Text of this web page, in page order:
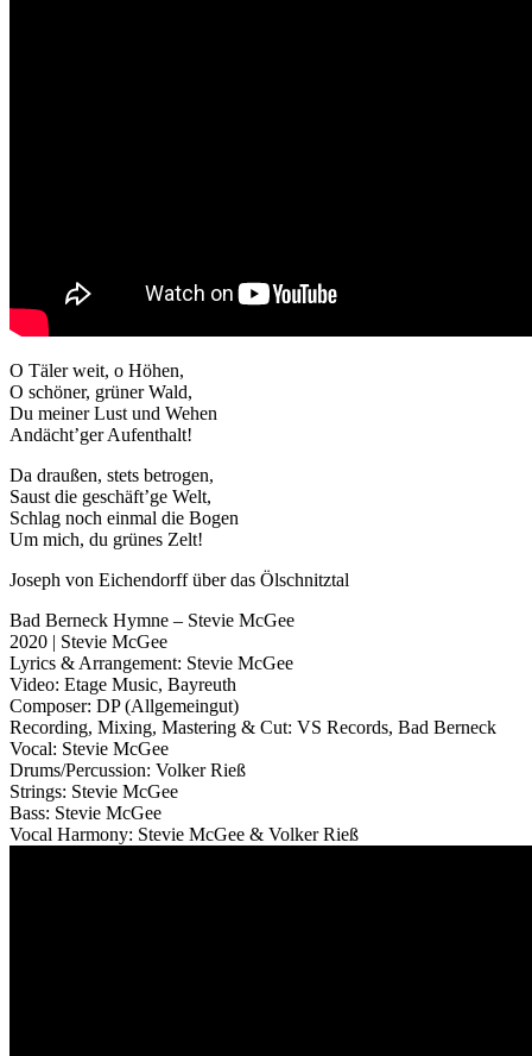
O Täler weit, o Höhen,
O schöner, grüner Wald,
Du meiner Lust und Wehen
Andächt’ger Aufenthalt!
Da draußen, stets betrogen,
Saust die geschäft’ge Welt,
Schlag noch einmal die Bogen
Um mich, du grünes Zelt!
Joseph von Eichendorff über das Ölschnitztal
Bad Berneck Hymne – Stevie McGee
2020 | Stevie McGee
Lyrics & Arrangement: Stevie McGee
Video: Etage Music, Bayreuth
Composer: DP (Allgemeingut)
Recording, Mixing, Mastering & Cut: VS Records, Bad Berneck
Vocal: Stevie McGee
Drums/Percussion: Volker Rieß
Strings: Stevie McGee
Bass: Stevie McGee
Vocal Harmony: Stevie McGee & Volker Rieß